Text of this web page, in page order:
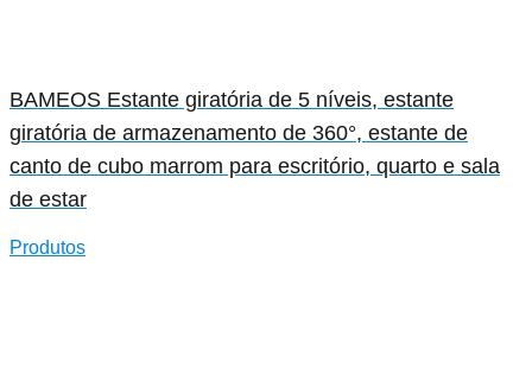
BAMEOS Estante giratória de 5 níveis, estante
giratória de armazenamento de 360°, estante de
canto de cubo marrom para escritório, quarto e sala
de estar
Produtos